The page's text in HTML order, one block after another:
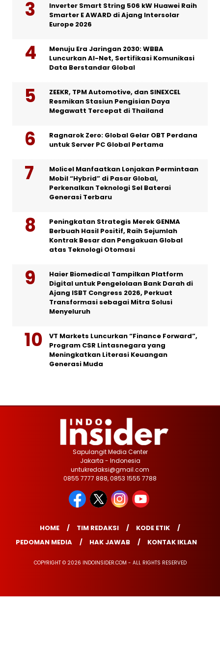
Inverter Smart String 506 kW Huawei Raih
Smarter E AWARD di Ajang Intersolar
Europe 2026
Menuju Era Jaringan 2030: WBBA
Luncurkan AI-Net, Sertifikasi Komunikasi
Data Berstandar Global
ZEEKR, TPM Automotive, dan SINEXCEL
Resmikan Stasiun Pengisian Daya
Megawatt Tercepat di Thailand
Ragnarok Zero: Global Gelar OBT Perdana
untuk Server PC Global Pertama
Molicel Manfaatkan Lonjakan Permintaan
Mobil “Hybrid” di Pasar Global,
Perkenalkan Teknologi Sel Baterai
Generasi Terbaru
Peningkatan Strategis Merek GENMA
Berbuah Hasil Positif, Raih Sejumlah
Kontrak Besar dan Pengakuan Global
atas Teknologi Otomasi
Haier Biomedical Tampilkan Platform
Digital untuk Pengelolaan Bank Darah di
Ajang ISBT Congress 2026, Perkuat
Transformasi sebagai Mitra Solusi
Menyeluruh
VT Markets Luncurkan “Finance Forward”,
Program CSR Lintasnegara yang
Meningkatkan Literasi Keuangan
Generasi Muda
Sapulangit Media Center
Jakarta - Indonesia
untukredaksi@gmail.com
0855 7777 888, 0853 1555 7788
HOME TIM REDAKSI
KODE ETIK
PEDOMAN MEDIA
HAK JAWAB KONTAK IKLAN
COPYRIGHT © 2026 INDOINSIDER.COM - ALL RIGHTS RESERVED